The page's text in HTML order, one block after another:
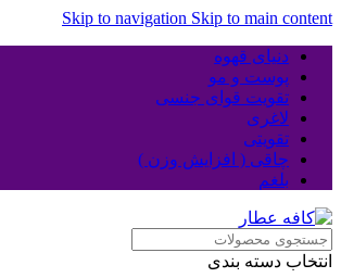
Skip to navigation Skip to main content
دنیای قهوه
پوست و مو
تقویت قوای جنسی
لاغری
تقویتی
چاقی ( افزایش وزن )
بلغم
انتخاب دسته بندی